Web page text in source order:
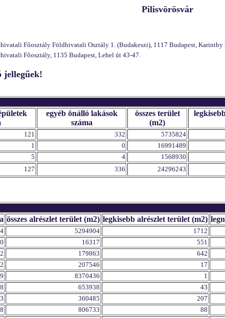
Pilisvörösvár
Főosztály Földhivatali Osztály 1. (Budakeszi), 1117 Budapest, Karinthy
Főosztály, 1135 Budapest, Lehel út 43-47.
jellegűek!
egyéb önálló lakások
száma
összes terület
(m2)
121 332 5735824
1 0 16991489
5 4 1568930
127 336 24296243
összes alrészlet terület (m2) legkisebb alrészlet terület (m2)
5294904 1712
16317 551
179863 642
207546 17
8370436 1
653938 43
360485 207
806733 88